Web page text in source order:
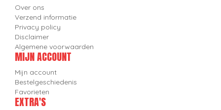
Over ons
Verzend informatie
Privacy policy
Disclaimer
Algemene voorwaarden
MIJN ACCOUNT
Mijn account
Bestelgeschiedenis
Favorieten
EXTRA'S